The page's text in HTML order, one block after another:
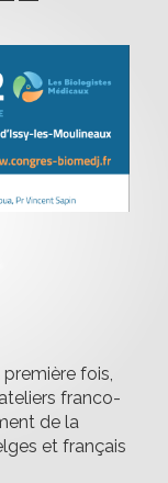
fois,
franco-
de la
et français